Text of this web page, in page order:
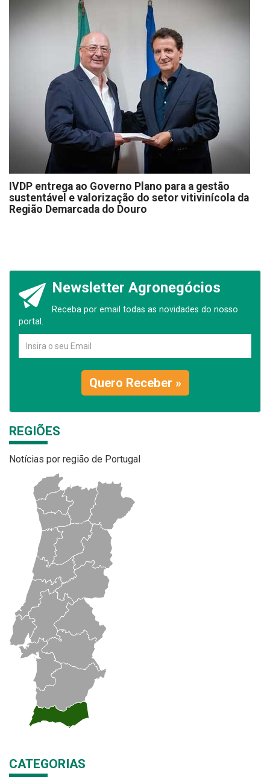
IVDP entrega ao Governo Plano para a gestão
sustentável e valorização do setor vitivinícola da
Região Demarcada do Douro
Newsletter Agronegócios
Receba por email todas as novidades do nosso
portal.
Quero Receber »
REGIÕES
Notícias por região de Portugal
CATEGORIAS